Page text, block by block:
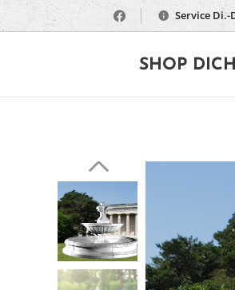
Service Di.-
SHOP